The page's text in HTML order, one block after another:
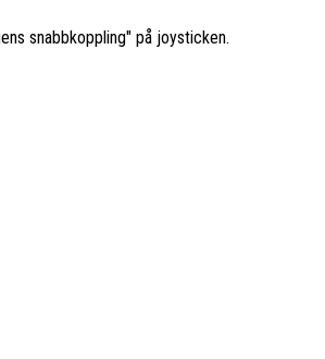
snabbkoppling" på joysticken.